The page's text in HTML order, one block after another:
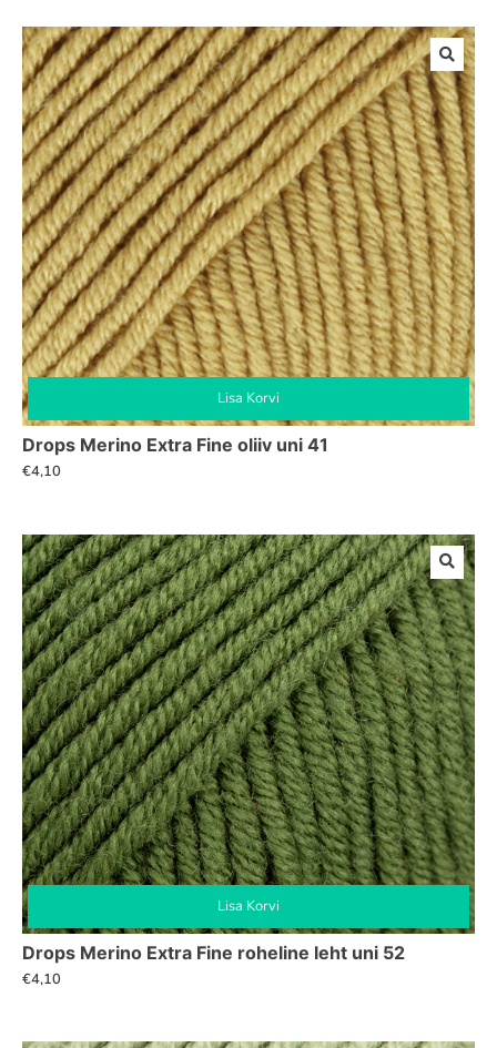
Lisa Korvi
Drops Merino Extra Fine oliiv uni 41
€4,10
Lisa Korvi
Drops Merino Extra Fine roheline leht uni 52
€4,10